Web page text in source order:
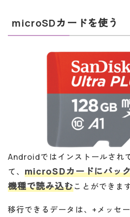
microSDカードを使う
Androidではインストールされ
て、microSDカードにバッ
機種で読み込むことができます
移行できるデータは、+メッセ